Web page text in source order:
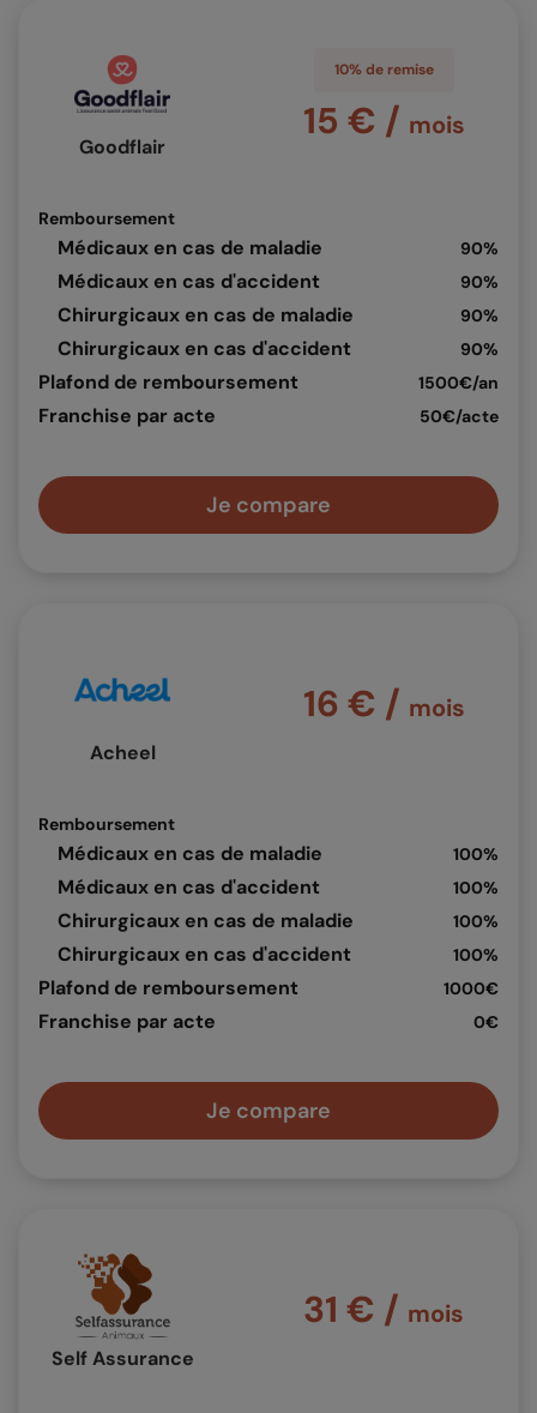
Goodflair
Remboursement
Médicaux en cas de maladie 90%
Médicaux en cas d'accident 90%
Chirurgicaux en cas de maladie 90%
Chirurgicaux en cas d'accident 90%
Plafond de remboursement 1500€/an
Franchise par acte 50€/acte
10% de remise
15 € / mois
Je compare
Acheel
Remboursement
Médicaux en cas de maladie 100%
Médicaux en cas d'accident 100%
Chirurgicaux en cas de maladie 100%
Chirurgicaux en cas d'accident 100%
Plafond de remboursement 1000€
Franchise par acte 0€
16 € / mois
Je compare
Self Assurance
31 € / mois